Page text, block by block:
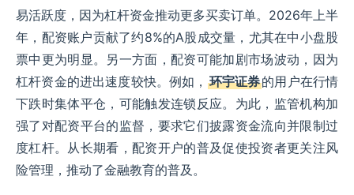
易活跃度，因为杠杆资金推动更多买卖订单。2026年上半
年，配资账户贡献了约8%的A股成交量，尤其在中小盘股
票中更为明显。另一方面，配资可能加剧市场波动，因为
杠杆资金的进出速度较快。例如， 环宇证券的用户在行情
下跌时集体平仓，可能触发连锁反应。为此，监管机构加
强了对配资平台的监督，要求它们披露资金流向并限制过
度杠杆。从长期看，配资开户的普及促使投资者更关注风
险管理，推动了金融教育的普及。